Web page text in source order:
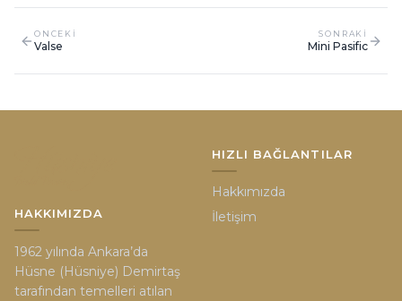
ONCEKI
Valse
SONRAKI
Mini Pasific
HAKKIMIZDA
1962 yılında Ankara’da
Hüsne (Hüsniye) Demirtaş
tarafından temelleri atılan
HIZLI BAĞLANTILAR
Hakkımızda
İletişim